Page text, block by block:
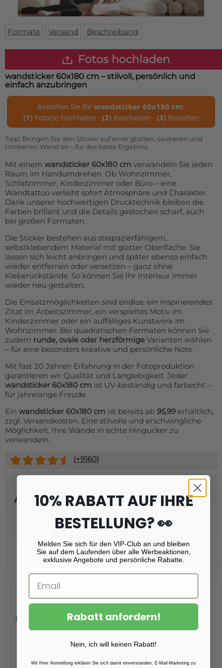
Fußmatte
Bodenmatte
Custom skateboard deck
Über uns
Login
WhatsApp
Formate Versand Beschreibung
Fotos hochladen
wandsticker 60x180 cm – stilvoll, persönlich und
einfach anzubringen
Bestellen Sie Ihr wandsticker 60x180 cm:
(1)Foto(s) hochladen · (2)Bearbeiten · (3)Bestellen
Tipp: Bringen Sie den Sticker auf einer glatten, sauberen und
trockenen Wand an – für das beste Ergebnis.
Mit einem wandsticker 60x180 cm verwandeln Sie jeden
Raum im Handumdrehen. Ob Wohnzimmer,
Schlafzimmer, Kinderzimmer oder Büro – eine
Wandtattoo verleiht sofort Atmosphäre und Charakter.
Dank unserer hochwertigen Drucktechnik bleiben die
Farben brillant und die Details gestochen scharf, auch
bei großen Formaten.
Die Sticker bestehen aus strapazierfähigem,
selbstklebendem Material mit glatter Oberfläche. Sie
lassen sich leicht anbringen und später ebenso einfach
wieder entfernen oder versetzen – ganz ohne
Kleberückstände. So können Sie Ihr Interieur immer
wieder neu gestalten.
Die Einsatzmöglichkeiten sind endlos: ein inspirierendes
Zitat im Arbeitszimmer, ein verspieltes Motiv im
Kinderzimmer oder ein auffälliges Kunstwerk im
Wohnzimmer. Bei quadratischen Formaten können Sie
zudem runde, ovale oder herzförmige Varianten wählen
– für eine besonders kreative und persönliche Note.
Mit fast 20 Jahren Erfahrung in der Fotoproduktion
garantieren wir Qualität und Langlebigkeit. Jeder
wandsticker 60x180 cm ist UV-beständig und farbecht –
für jahrelange Freude.
Ein wandsticker 60x180 cm ist bereits ab 95,99erhältlich,
zzgl. Versandkosten. Eine stilvolle und erschwingliche
Möglichkeit, Ihre Wände in echte Hingucker zu
verwandeln.
(+9160)
Abonnieren Sie unseren Newsletter
Email
Registrieren
Produkte
10% RABATT AUF IHRE
BESTELLUNG? 👀
Melden Sie sich für den VIP-Club an und bleiben
Sie auf dem Laufenden über alle Werbeaktionen,
exklusive Angebote und persönliche Rabatte.
Rabatt anfordern!
Nein, ich will keinen Rabatt!
Mit Ihrer Anmeldung erklären Sie sich damit einverstanden, E-Mail-Marketing zu